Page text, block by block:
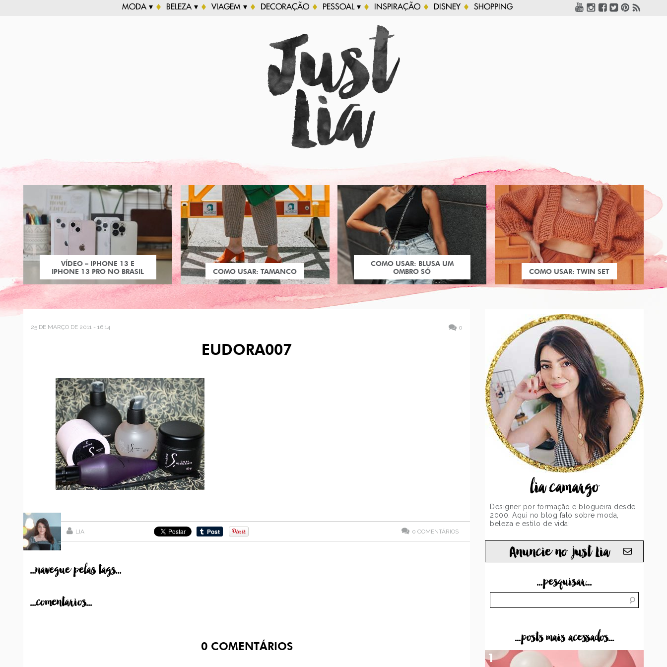
MODA ▾ BELEZA ▾ VIAGEM ▾ DECORAÇÃO PESSOAL ▾ INSPIRAÇÃO DISNEY SHOPPING
VÍDEO – IPHONE 13 E
IPHONE 13 PRO NO BRASIL
COMO USAR: TAMANCO
COMO USAR: BLUSA UM
OMBRO SÓ
COMO USAR: TWIN SET
25 DE MARÇO DE 2011 - 16:14 0
EUDORA007
LIA 0 COMENTÁRIOS
...navegue pelas tags...
...comentarios...
0COMENTÁRIOS
lia camargo
Designer por formação e blogueira desde
2000. Aqui no blog falo sobre moda,
beleza e estilo de vida!
Anuncie no just Lia
...pesquisar...
...posts mais acessados...
1